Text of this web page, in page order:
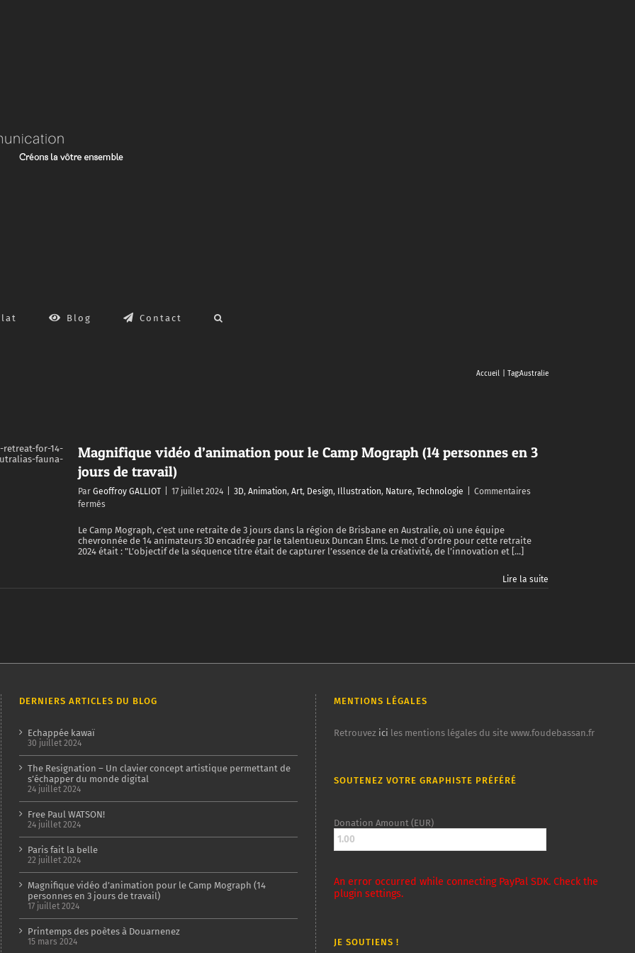
Blog Contact
Accueil Tag:Australie
Magnifique vidéo d’animation pour le Camp Mograph (14 personnes en 3
jours de travail)
Par Geoffroy GALLIOT 17 juillet 2024 3D, Animation, Art, Design, Illustration, Nature, Technologie
Commentaires
fermés
vidéo
d’animation
pour
Le Camp Mograph, c'est une retraite de 3 jours dans la région de Brisbane en Australie, où une équipe
chevronnée de 14 animateurs 3D encadrée par le talentueux Duncan Elms. Le mot d'ordre pour cette retraite
2024 était : "L’objectif de la séquence titre était de capturer l’essence de la créativité, de l’innovation et [...]
Lire la suite
DERNIERS ARTICLES DU BLOG
Echappée kawaï
30 juillet 2024
The Resignation – Un clavier concept artistique permettant de
s’échapper du monde digital
24 juillet 2024
Free Paul WATSON!
24 juillet 2024
Paris fait la belle
22 juillet 2024
Magnifique vidéo d’animation pour le Camp Mograph (14
personnes en 3 jours de travail)
17 juillet 2024
Printemps des poètes à Douarnenez
15 mars 2024
MENTIONS LÉGALES
Retrouvez ici les mentions légales du site www.foudebassan.fr
SOUTENEZ VOTRE GRAPHISTE PRÉFÉRÉ
Donation Amount (EUR)
An error occurred while connecting PayPal SDK. Check the
plugin settings.
JE SOUTIENS !